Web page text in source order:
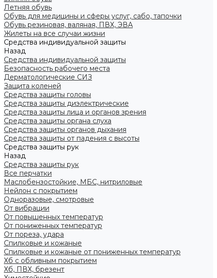
Летняя обувь
Обувь для медицины и сферы услуг, сабо, тапочки
Обувь резиновая, валяная, ПВХ, ЭВА
Жилеты на все случаи жизни
Средства индивидуальной защиты
Назад
Средства индивидуальной защиты
Безопасность рабочего места
Дерматологические СИЗ
Защита коленей
Средства защиты головы
Средства защиты диэлектрические
Средства защиты лица и органов зрения
Средства защиты органа слуха
Средства защиты органов дыхания
Средства защиты от падения с высоты
Средства защиты рук
Назад
Средства защиты рук
Все перчатки
Маслобензостойкие, МБС, нитриловые
Нейлон с покрытием
Одноразовые, смотровые
От вибрации
От повышенных температур
От пониженных температур
От пореза, удара
Спилковые и кожаные
Спилковые и кожаные от пониженных температур
Хб с обливным покрытием
Хб, ПВХ, брезент